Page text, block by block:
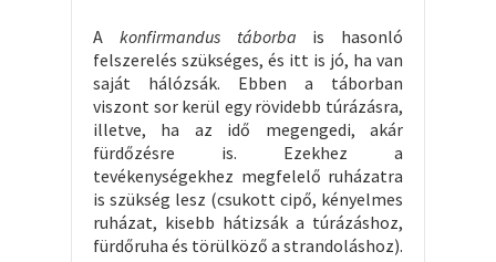
A konfirmandus táborba is hasonló
felszerelés szükséges, és itt is jó, ha van
saját hálózsák. Ebben a táborban
viszont sor kerül egy rövidebb túrázásra,
illetve, ha az idő megengedi, akár
fürdőzésre is. Ezekhez a
tevékenységekhez megfelelő ruházatra
is szükség lesz (csukott cipő, kényelmes
ruházat, kisebb hátizsák a túrázáshoz,
fürdőruha és törülköző a strandoláshoz).